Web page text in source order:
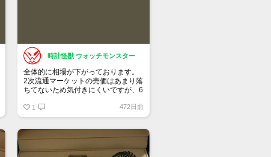
時計怪獣 ウォッチモンスター
全体的に相場が下がっております。
2次流通マーケットの売価はあまり落
ちてないため気付きにくいですが、6
ている10％は下になっていると思い
ます。
1 472日前